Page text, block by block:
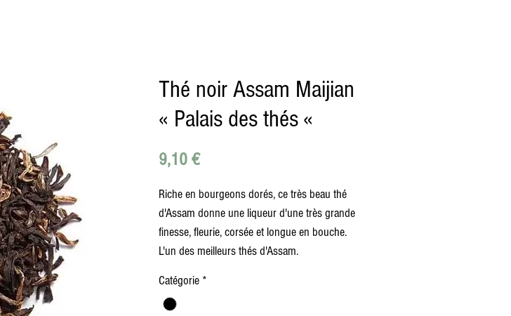
Thé noir Assam Maijian
« Palais des thés «
9,10 €Prix
Riche en bourgeons dorés, ce très beau thé
d'Assam donne une liqueur d'une très grande
finesse, fleurie, corsée et longue en bouche.
L'un des meilleurs thés d'Assam.
Catégorie *